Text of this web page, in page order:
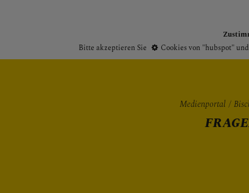
Bitte akzeptieren Sie
Cookies von "hubspot"und
Medienportal